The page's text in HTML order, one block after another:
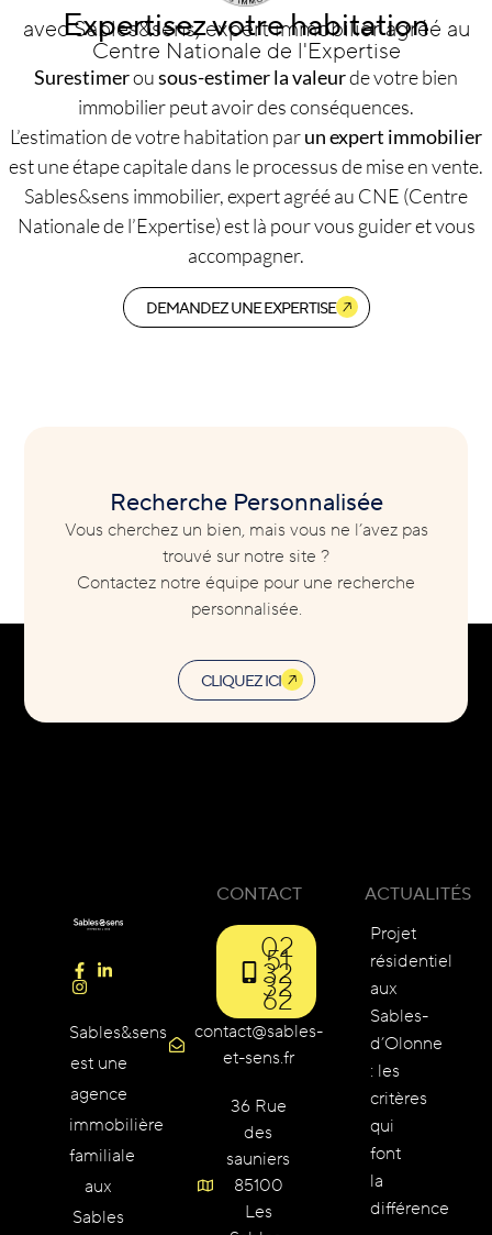
Expertisez votre habitation
avec Sables&sens, expert immobilier agréé au
Centre Nationale de l'Expertise
Surestimerousous-estimer la valeurde votre bien
immobilier peut avoir des conséquences.
L’estimation de votre habitation parun expert immobilier
est une étape capitale dans le processus de mise en vente.
Sables&sens immobilier, expert agréé au CNE (Centre
Nationale de l’Expertise) est là pour vous guider et vous
accompagner.
DEMANDEZ UNE EXPERTISE
Recherche Personnalisée
Vous cherchez un bien, mais vous ne l’avez pas
trouvé sur notre site ?
Contactez notre équipe pour une recherche
personnalisée.
CLIQUEZ ICI
Sables&sens
est une
agence
immobilière
familiale
aux
Sables
CONTACT
02
51
32
32
62
contact@sables-
et-sens.fr
36 Rue
des
sauniers
85100
Les
ACTUALITÉS
Projet
résidentiel
aux
Sables-
d’Olonne
: les
critères
qui
font
la
différence